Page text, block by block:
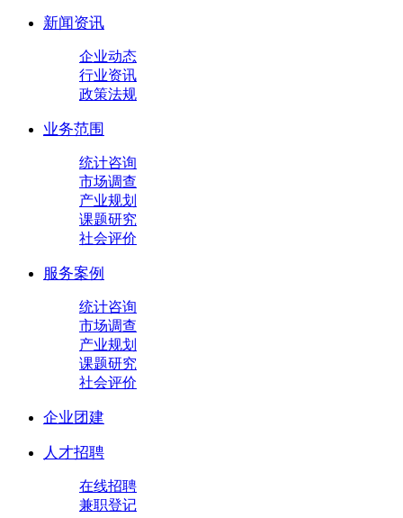
新闻资讯
企业动态
行业资讯
政策法规
业务范围
统计咨询
市场调查
产业规划
课题研究
社会评价
服务案例
统计咨询
市场调查
产业规划
课题研究
社会评价
企业团建
人才招聘
在线招聘
兼职登记